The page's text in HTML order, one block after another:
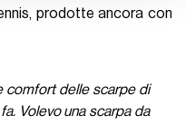
prodotte ancora con
comfort delle scarpe di
Volevo una scarpa da